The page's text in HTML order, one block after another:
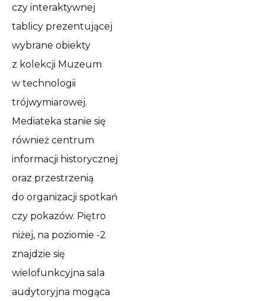
czy interaktywnej
tablicy prezentującej
wybrane obiekty
z kolekcji Muzeum
w technologii
trójwymiarowej.
Mediateka stanie się
również centrum
informacji historycznej
oraz przestrzenią
do organizacji spotkań
czy pokazów. Piętro
niżej, na poziomie -2
znajdzie się
wielofunkcyjna sala
audytoryjna mogąca